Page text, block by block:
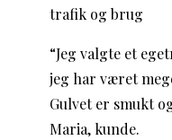
trafik og brug
“Jeg valgte et
jeg har været
Gulvet er smukt
Maria, kunde.